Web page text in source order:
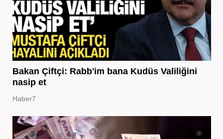
Bakan Çiftçi: Rabb'im bana Kudüs Valiliğini
nasip et
Haber7